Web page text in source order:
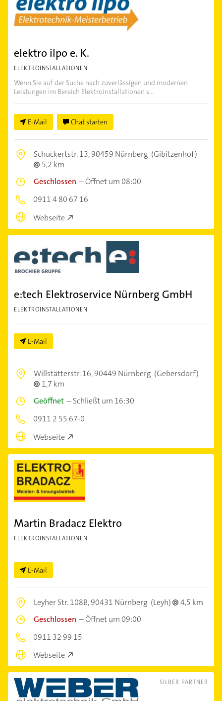
elektro ilpo e. K.
ELEKTROINSTALLATIONEN
Wenn Sie auf der Suche nach zuverlässigen und modernen
Leistungen im Bereich Elektroinstallationen s...
E-Mail Chat starten
Schuckertstr. 13,90459 Nürnberg (Gibitzenhof)
5,2 km
Geschlossen –Öffnet um 08:00
0911 4 80 67 16
Webseite
e:tech Elektroservice Nürnberg GmbH
ELEKTROINSTALLATIONEN
E-Mail
Willstätterstr. 16,90449 Nürnberg (Gebersdorf)
1,7 km
Geöffnet –Schließt um 16:30
0911 2 55 67-0
Webseite
Martin Bradacz Elektro
ELEKTROINSTALLATIONEN
E-Mail
Leyher Str. 108B,90431 Nürnberg (Leyh)
4,5 km
Geschlossen –Öffnet um 09:00
0911 32 99 15
Webseite
SILBER PARTNER